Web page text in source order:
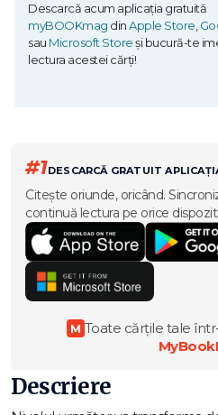
Descarcă acum aplicația gratuită
myBOOKmag dinApple Store,
sau Microsoft Storeși bucură-te
lectura acestei cărți!
#1DESCARCĂ GRATUIT
Citește oriunde, oricând.
continuă lectura pe orice
M Toate cărțile tale
Descriere